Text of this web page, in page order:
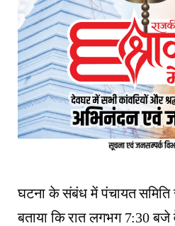
घटना के संबंध में पंचायत समिति
बताया कि रात लगभग 7:30